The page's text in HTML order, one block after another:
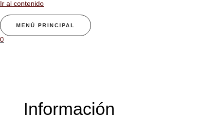
Ir al contenido
MENÚ PRINCIPAL
0
Información